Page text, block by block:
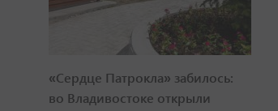
«Сердце Патрокла» забилось:
во Владивостоке открыли